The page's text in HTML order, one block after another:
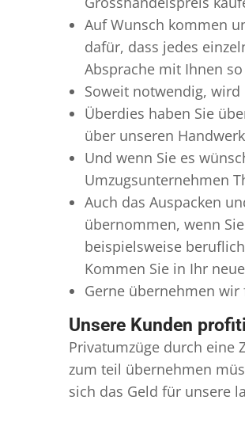
Auf Wunsch kommen
dafür, dass jedes
Absprache mit Ihnen
Soweit notwendig,
Überdies haben Sie
über unseren
Und wenn Sie es
Umzugsunternehmen
Auch das Auspacken
übernommen, wenn
beispielsweise
Kommen Sie in Ihr
Gerne übernehmen
Unsere Kunden
Privatumzüge durch eine
zum teil übernehmen
sich das Geld für unsere